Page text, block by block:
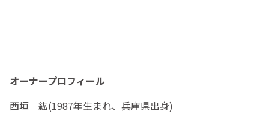
オーナープロフィール
西垣 紘(1987年生まれ、兵庫県出身)